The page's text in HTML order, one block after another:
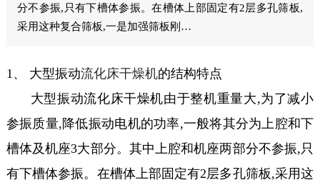
分不参振,只有下槽体参振。在槽体上部固定有2层多孔筛板,
采用这种复合筛板,一是加强筛板刚…
1、 大型振动流化床干燥机的结构特点
大型振动流化床干燥机由于整机重量大,为了减小
参振质量,降低振动电机的功率,一般将其分为上腔和下
槽体及机座3大部分。其中上腔和机座两部分不参振,只
有下槽体参振。在槽体上部固定有2层多孔筛板,采用这